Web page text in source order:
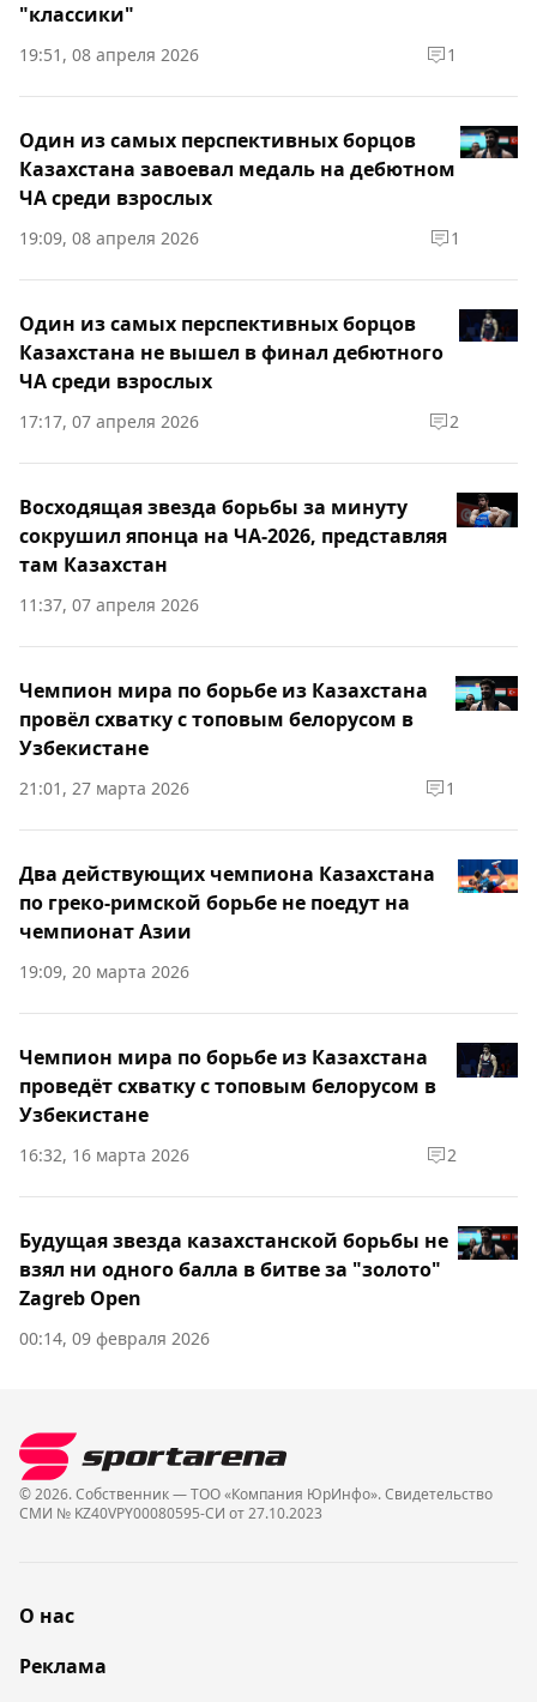
"классики"
19:51, 08 апреля 2026 1
Один из самых перспективных борцов
Казахстана завоевал медаль на дебютном
ЧА среди взрослых
19:09, 08 апреля 2026 1
Один из самых перспективных борцов
Казахстана не вышел в финал дебютного
ЧА среди взрослых
17:17, 07 апреля 2026 2
Восходящая звезда борьбы за минуту
сокрушил японца на ЧА-2026, представляя
там Казахстан
11:37, 07 апреля 2026
Чемпион мира по борьбе из Казахстана
провёл схватку с топовым белорусом в
Узбекистане
21:01, 27 марта 2026 1
Два действующих чемпиона Казахстана
по греко-римской борьбе не поедут на
чемпионат Азии
19:09, 20 марта 2026
Чемпион мира по борьбе из Казахстана
проведёт схватку с топовым белорусом в
Узбекистане
16:32, 16 марта 2026 2
Будущая звезда казахстанской борьбы не
взял ни одного балла в битве за "золото"
Zagreb Open
00:14, 09 февраля 2026
© 2026. Собственник — ТОО «Компания ЮрИнфо». Cвидетельство
СМИ № KZ40VPY00080595-СИ от 27.10.2023
О нас
Реклама